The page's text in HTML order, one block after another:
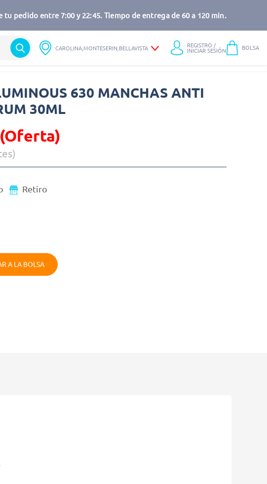
tu pedido entre 7:00 y 22:45. Tiempo de entrega de 60 a 120 min.
CAROLINA,MONTESERIN,BELLAVISTA REGISTRO /
INICIAR SESIÓN BOLSA
630 MANCHAS ANTI
30ML
de
Retiro
A LA BOLSA